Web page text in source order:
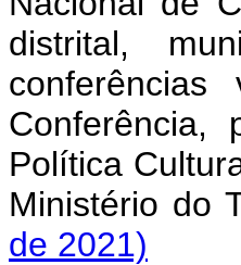
distrital,
Conferência,
Política
Ministério
de 2021)